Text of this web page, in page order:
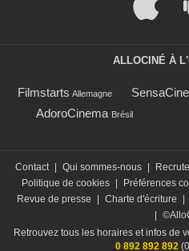
ALLOCINÉ À
Filmstarts Allemagne SensaCine
AdoroCinema Brésil
Contact | Qui sommes-nous |
Politique de cookies | Préférences
Revue de presse
| Charte d'écriture |
|
Retrouvez tous les horaires et infos de
0 892 892 892